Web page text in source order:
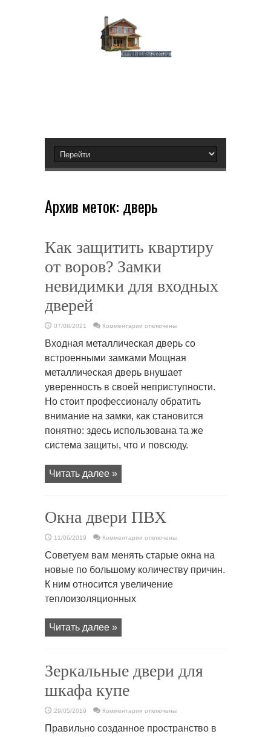
Архив меток: дверь
Как защитить квартиру
от воров? Замки
невидимки для входных
дверей
07/08/2021 Комментарии
защитить
от
Замки
невидимки
для
входных
дверей
отключены
Входная металлическая дверь со
встроенными замками Мощная
металлическая дверь внушает
уверенность в своей неприступности.
Но стоит профессионалу обратить
внимание на замки, как становится
понятно: здесь использована та же
система защиты, что и повсюду.
Читать далее »
Окна двери ПВХ
11/06/2019 Комментарии
двери
отключены
Советуем вам менять старые окна на
новые по большому количеству причин.
К ним относится увеличение
теплоизоляционных
Читать далее »
Зеркальные двери для
шкафа купе
29/05/2019 Комментарии
двери
отключены
Правильно созданное пространство в